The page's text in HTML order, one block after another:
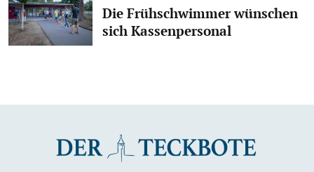
Die Frühschwimmer wünschen
sich Kassenpersonal